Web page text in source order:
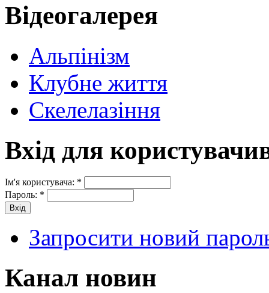
Відеогалерея
Альпінізм
Клубне життя
Скелелазіння
Вхід для
Ім'я користувача: *
Пароль: *
Запросити новий
Канал новин